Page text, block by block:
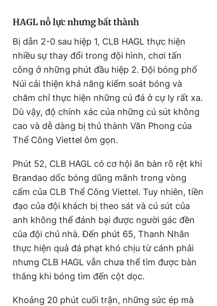
HAGL nỗ lực nhưng bất thành
Bị dẫn 2-0 sau hiệp 1, CLB HAGL thực hiện
nhiều sự thay đổi trong đội hình, chơi tấn
công ở những phút đầu hiệp 2. Đội bóng phố
Núi cải thiện khả năng kiểm soát bóng và
chăm chỉ thực hiện những cú đá ở cự ly rất xa.
Dù vậy, độ chính xác của những cú sút không
cao và dễ dàng bị thủ thành Văn Phong của
Thể Công Viettel ôm gọn.
Phút 52, CLB HAGL có cơ hội ăn bàn rõ rệt khi
Brandao dốc bóng dũng mãnh trong vòng
cấm của CLB Thể Công Viettel. Tuy nhiên, tiền
đạo của đội khách bị theo sát và cú sút của
anh không thể đánh bại được người gác đền
của đội chủ nhà. Đến phút 65, Thanh Nhân
thực hiện quả đá phạt khó chịu từ cánh phải
nhưng CLB HAGL vẫn chưa thể tìm được bàn
thắng khi bóng tìm đến cột dọc.
Khoảng 20 phút cuối trận, những sức ép mà